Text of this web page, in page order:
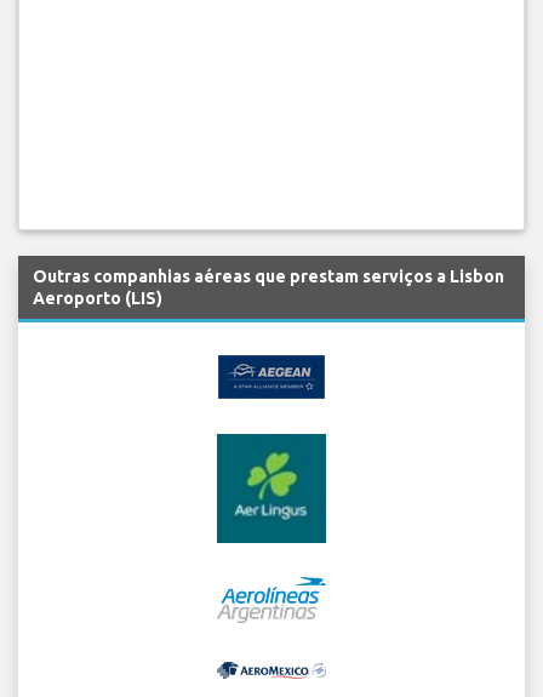
Outras companhias aéreas que prestam serviços a Lisbon
Aeroporto (LIS)